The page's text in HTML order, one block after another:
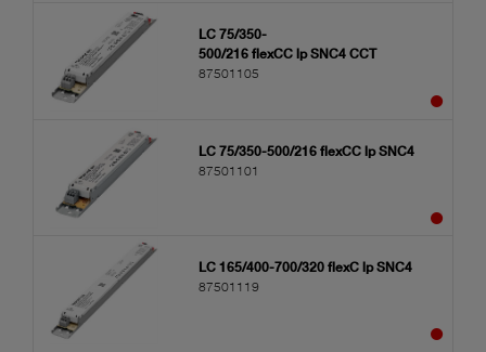
LC 75/350-
500/216 flexCC lp SNC4 CCT
87501105
LC 75/350-500/216 flexCC lp SNC4
87501101
LC 165/400-700/320 flexC lp SNC4
87501119